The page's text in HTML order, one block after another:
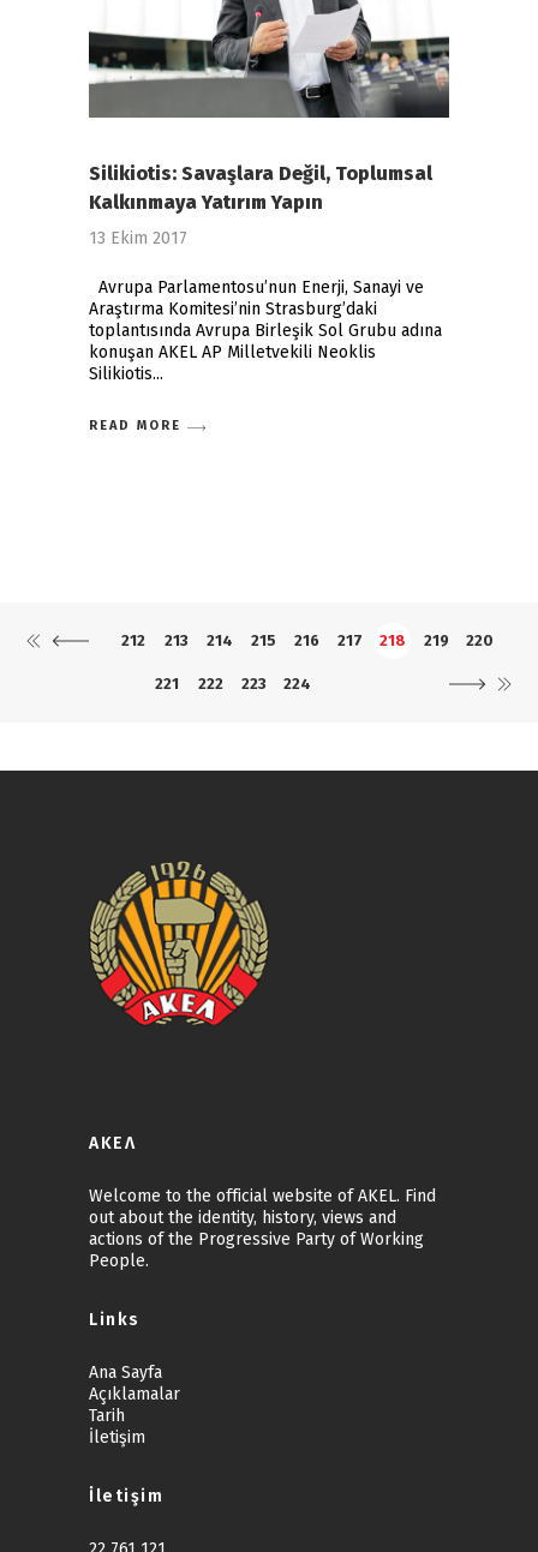
Silikiotis: Savaşlara Değil, Toplumsal
Kalkınmaya Yatırım Yapın
13 Ekim 2017
Avrupa Parlamentosu’nun Enerji, Sanayi ve
Araştırma Komitesi’nin Strasburg’daki
toplantısında Avrupa Birleşik Sol Grubu adına
konuşan AKEL AP Milletvekili Neoklis
Silikiotis
READ MORE
212 213 214 215 216 217 218 219 220
221 222 223 224
ΑΚΕΛ
Welcome to the official website of AKEL. Find
out about the identity, history, views and
actions of the Progressive Party of Working
People.
Links
Ana Sayfa
Açıklamalar
Tarih
İletişim
İletişim